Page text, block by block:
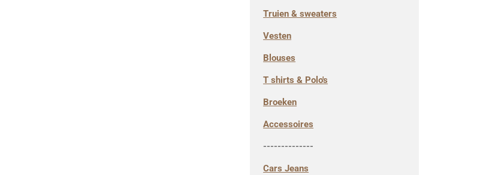
Truien & sweaters
Vesten
Blouses
T shirts & Polo's
Broeken
Accessoires
--------------
Cars Jeans